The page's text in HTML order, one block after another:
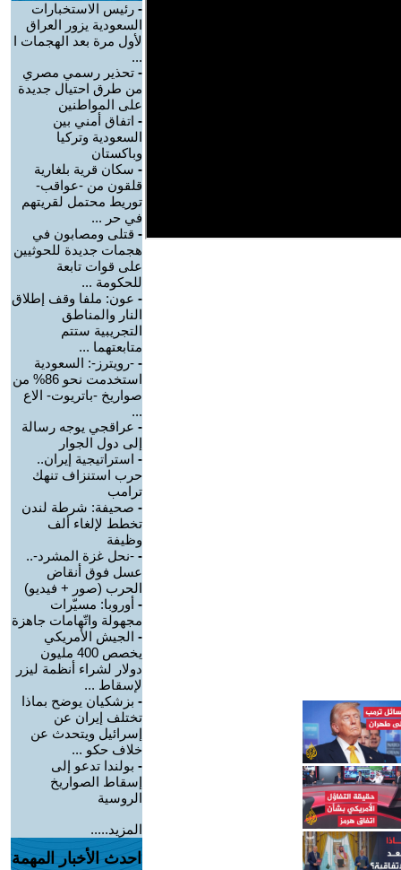
- رئيس الاستخبارات
السعودية يزور العراق
لأول مرة بعد الهجمات ا
...
- تحذير رسمي مصري
من طرق احتيال جديدة
على المواطنين
- اتفاق أمني بين
السعودية وتركيا
وباكستان
- سكان قرية بلغارية
قلقون من -عواقب-
توريط محتمل لقريتهم
في حر ...
- قتلى ومصابون في
هجمات جديدة للحوثيين
على قوات تابعة
للحكومة ...
- عون: ملفا وقف إطلاق
النار والمناطق
التجريبية ستتم
متابعتهما ...
- -رويترز-: السعودية
استخدمت نحو 86% من
صواريخ -باتريوت- الاع
...
- عراقجي يوجه رسالة
إلى دول الجوار
- استراتيجية إيران..
حرب استنزاف تنهك
ترامب
- صحيفة: شرطة لندن
تخطط لإلغاء ألف
وظيفة
- -نحل غزة المشرد-..
عسل فوق أنقاض
الحرب (صور + فيديو)
- أوروبا: مسيّرات
مجهولة واتّهامات جاهزة
- الجيش الأمريكي
يخصص 400 مليون
دولار لشراء أنظمة ليزر
لإسقاط ...
- بزشكيان يوضح بماذا
تختلف إيران عن
إسرائيل ويتحدث عن
خلاف حكو ...
- بولندا تدعو إلى
إسقاط الصواريخ
الروسية
المزيد.....
احدث الأخبار المهمة